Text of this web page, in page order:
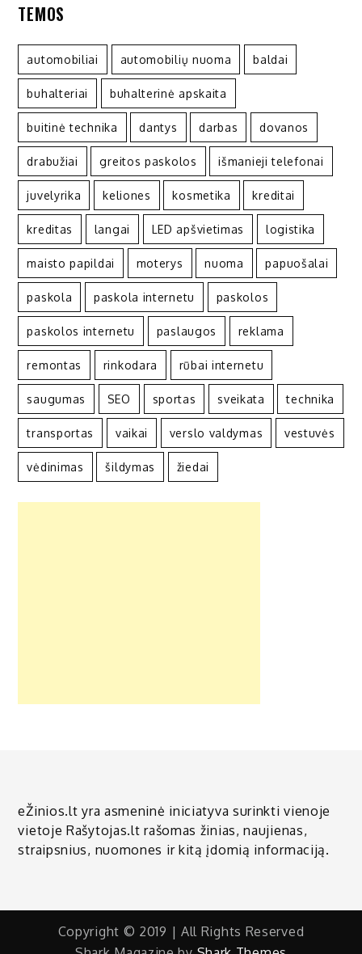
TEMOS
automobiliai automobilių nuoma baldai
buhalteriai buhalterinė apskaita
buitinė technika dantys darbas dovanos
drabužiai greitos paskolos išmanieji telefonai
juvelyrika keliones kosmetika kreditai
kreditas langai LED apšvietimas logistika
maisto papildai moterys nuoma papuošalai
paskola paskola internetu paskolos
paskolos internetu paslaugos reklama
remontas rinkodara rūbai internetu
saugumas SEO sportas sveikata technika
transportas vaikai verslo valdymas vestuvės
vėdinimas šildymas žiedai
eŽinios.lt yra asmeninė iniciatyva surinkti vienoje
vietoje Rašytojas.lt rašomas žinias, naujienas,
straipsnius, nuomones ir kitą įdomią informaciją.
Copyright © 2019 | All Rights Reserved